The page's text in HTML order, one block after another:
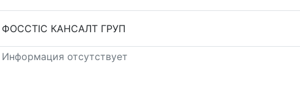
ФОССТІС КАНСАЛТ ГРУП
Информация отсутствует